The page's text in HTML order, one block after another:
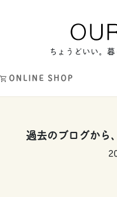
ちょうどいい。
ONLINE SHOP
過去のブログから